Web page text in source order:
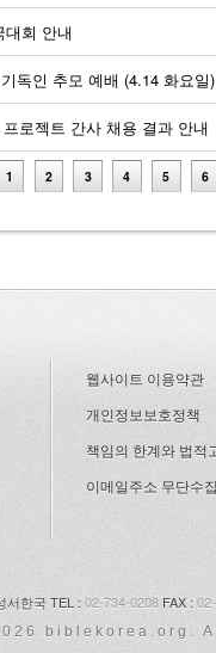
회 안내
독인 추모 예배 (4.14 화요일)
로젝트 간사 채용 결과 안내
1 2 3 4 5 6
웹사이트 이용약관
개인정보보호정책
책임의 한계와 법적
이메일주소 무단수
서한국 TEL : 02-734-0208 FAX :
biblekorea.org.